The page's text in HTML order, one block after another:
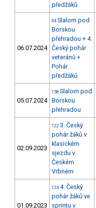
předžáků
06.07.2024
94 Slalom pod
Borskou
přehradou + 4.
Český pohár
veteránů +
Pohár
předžáků
05.07.2024
158 Slalom pod
Borskou
přehradou
02.09.2023
122 3. Český
pohár žáků v
klasickém
sjezdu v
Českém
Vrbném
01.09.2023
124 4. Český
pohár žáků ve
sprintu v